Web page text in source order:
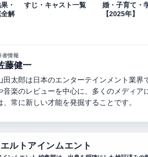
・
解
すじ・キャスト一覧
婚・子育て・
【2025年】
者情報
藤健一
田太郎は日本のエンターテインメント業界
音楽のレビューを中心に、多くのメディア
、常に新しい才能を発掘することです。
ルトアインムエント